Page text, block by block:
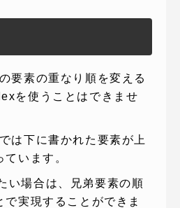
要素の重なり順を変える
を使うことはできませ
は下に書かれた要素が上
います。
い場合は、兄弟要素の順
実現することができま